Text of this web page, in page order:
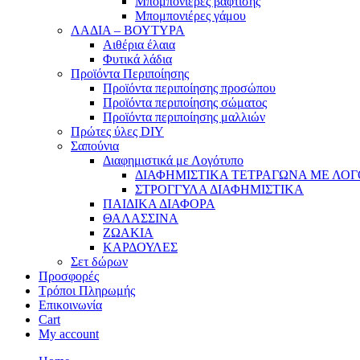
Μπομπονιέρες γάμου
ΛΑΔΙΑ – ΒΟΥΤΥΡΑ
Αιθέρια έλαια
Φυτικά λάδια
Προϊόντα Περιποίησης
Προϊόντα περιποίησης προσώπου
Προϊόντα περιποίησης σώματος
Προϊόντα περιποίησης μαλλιών
Πρώτες ύλες DIY
Σαπούνια
Διαφημιστικά με Λογότυπο
ΔΙΑΦΗΜΙΣΤΙΚΑ ΤΕΤΡΑΓΩΝΑ ΜΕ
ΣΤΡΟΓΓΥΛΑ ΔΙΑΦΗΜΙΣΤΙΚΑ
ΠΑΙΔΙΚΑ ΔΙΑΦΟΡΑ
ΘΑΛΑΣΣΙΝΑ
ΖΩΑΚΙΑ
ΚΑΡΔΟΥΛΕΣ
Σετ δώρων
Προσφορές
Τρόποι Πληρωμής
Επικοινωνία
Cart
My account